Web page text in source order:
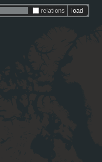
relations load